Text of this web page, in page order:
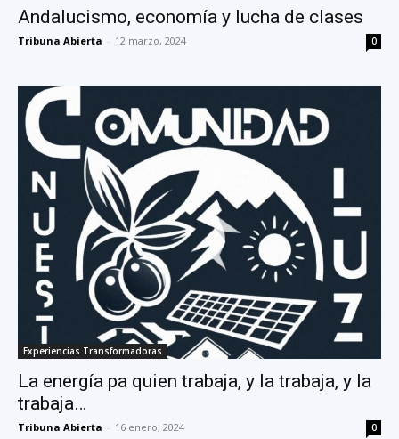
Andalucismo, economía y lucha de clases
Tribuna Abierta - 12 marzo, 2024 0
Experiencias Transformadoras
La energía pa quien trabaja, y la trabaja, y la
trabaja…
Tribuna Abierta - 16 enero, 2024 0